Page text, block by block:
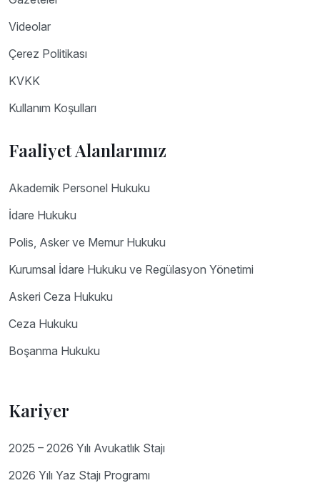
Videolar
Çerez Politikası
KVKK
Kullanım Koşulları
Faaliyet Alanlarımız
Akademik Personel Hukuku
İdare Hukuku
Polis, Asker ve Memur Hukuku
Kurumsal İdare Hukuku ve Regülasyon Yönetimi
Askeri Ceza Hukuku
Ceza Hukuku
Boşanma Hukuku
Kariyer
2025 – 2026 Yılı Avukatlık Stajı
2026 Yılı Yaz Stajı Programı